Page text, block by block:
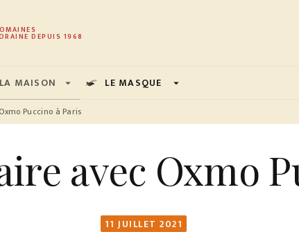
PIED DE PAGE
DEPUIS 1968
LA MAISON arrow_drop_down LE MASQUE arrow_drop_down
Puccino à Paris
avec Oxmo
11 JUILLET 2021